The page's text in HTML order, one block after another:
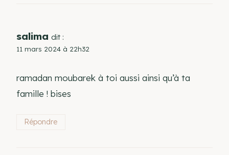
salima dit :
11 mars 2024 à 22h32
ramadan moubarek à toi aussi ainsi qu’à ta
famille ! bises
Répondre